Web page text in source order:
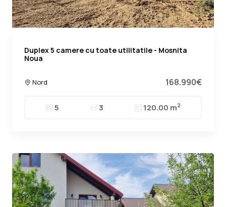
Duplex 5 camere cu toate utilitatile - Mosnita
Noua
Nord 168.990€
5 3 120.00 m2